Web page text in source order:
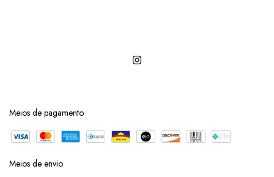
Meios de pagamento
Meios de envio